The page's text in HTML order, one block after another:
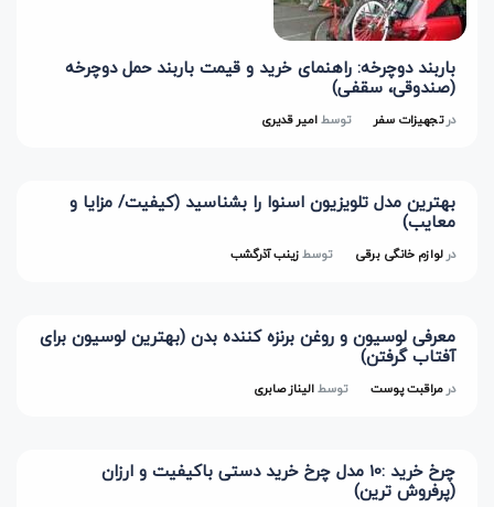
باربند دوچرخه: راهنمای خرید و قیمت باربند حمل دوچرخه
(صندوقی، سقفی)
درتجهیزات سفر توسطامیر قدیری
بهترین مدل تلویزیون اسنوا را بشناسید (کیفیت/ مزایا و
معایب)
درلوازم خانگی برقی توسطزینب آذرگشب
معرفی لوسیون و روغن برنزه کننده بدن (بهترین لوسیون برای
آفتاب گرفتن)
درمراقبت پوست توسطالیناز صابری
چرخ خرید :10 مدل چرخ خرید دستی باکیفیت و ارزان
(پرفروش ترین)